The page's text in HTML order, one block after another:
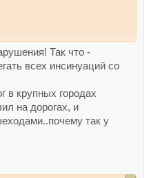
Так что -
всех инсинуаций со
в крупных городах
на дорогах, и
так у